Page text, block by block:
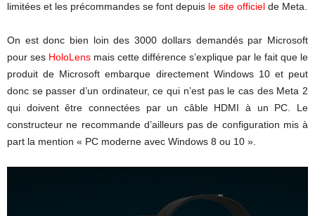
limitées et les précommandes se font depuis le site officiel de Meta.
On est donc bien loin des 3000 dollars demandés par Microsoft
pour ses HoloLens mais cette différence s’explique par le fait que le
produit de Microsoft embarque directement Windows 10 et peut
donc se passer d’un ordinateur, ce qui n’est pas le cas des Meta 2
qui doivent être connectées par un câble HDMI à un PC. Le
constructeur ne recommande d’ailleurs pas de configuration mis à
part la mention « PC moderne avec Windows 8 ou 10 ».